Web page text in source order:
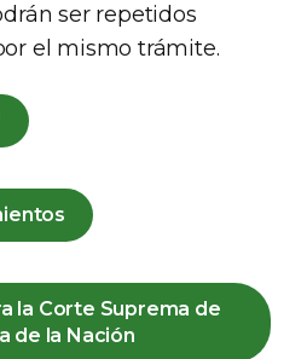
ser repetidos
el mismo trámite.
la Corte Suprema de
de la Nación